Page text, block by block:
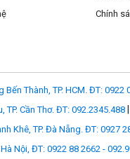
rộng kiểm soát trên toàn
bị trong thiết kế quang
vòng cùng với các
đè toàn thời gian.
các thiết lập phơi sáng
Chính
Thành, TP. HCM. ĐT: 0922
Cần Thơ. ĐT: 092.2345.488
Khê, TP. Đà Nẵng. ĐT: 0927
Nội, ĐT: 0922 88 2662 -